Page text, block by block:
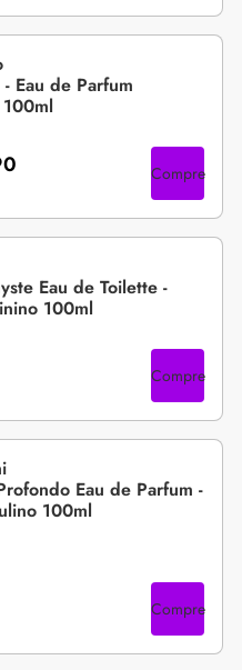
Eau de Parfum
Compre
Eau de Toilette -
100ml
Compre
Eau de Parfum -
100ml
Compre